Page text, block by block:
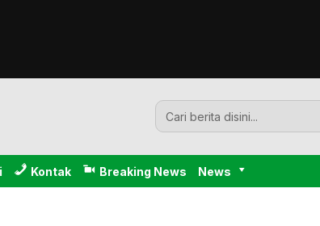
Kontak Breaking News News